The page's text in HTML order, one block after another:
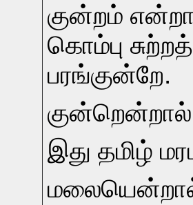
குன்றம்
கொம்பு
பரங்குன்றே.
குன்றென்றால்
இது தமிழ்